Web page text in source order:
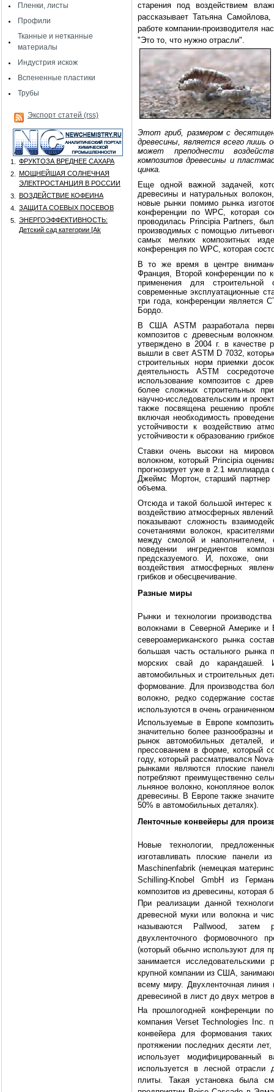
Пленки, листы
Профили
Тканные и нетканные
материалы
Индустрия искож
Вспененные пластики
Трубы
Экспорт статей (rss)
1.
ФРУКТОЗА ВРЕДНЕЕ САХАРА
2.
МОЩНЕЙШАЯ СОЛНЕЧНАЯ
ЭЛЕКТРОСТАНЦИЯ В РОССИИ
3.
ВОЗДЕЙСТВИЕ КОФЕИНА
4.
ЗАЩИТА СОЕВЫХ ПОСЕВОВ
5.
ЭНЕРГОЭФФЕКТИВНОСТЬ:
Детский сад категории [Аk
старения под воздействием
рассказывает Татьяна
работе компании-производителя
"Это то, что нужно отрасли".
Этот гриб, размером с
древесины, является всего лишь
может преподнести
композитов древесины и
цинка.
Еще одной важной задачей,
древесины и натуральных
новые рынки помимо рынка
конференции по WPC, которая
проводилась Principia Partners,
производимых с помощью
самых мелких композитных
конференция по WPC, которая
В то же время в центре
Франция, Второй конференции по
применения для строительной
современные эксплуатационные
три года, конференции является
Бордо.
В США ASTM разработала
композитов с древесным
утверждено в 2004 г. в качестве
вышли в свет ASTM D 7032,
строительных норм приемки
деятельность ASTM
использование композитов с
более сложных строительных
научно-исследовательским и
также посвящена решению
включая необходимость
устойчивости к воздействию
устойчивости к образованию
Ставки очень высоки на
волокном, который Principia
прогнозирует уже в 2.1
Джеймс Мортон, старший
объема.
Отсюда и такой большой интерес к
воздействию атмосферных
показывают сложность
сочетаниями волокон,
между смолой и наполнителем,
поведении ингредиентов
предсказуемого. И, похоже,
воздействия атмосферных
грибков и обесцвечивание.
Разные миры
Рынки и технологии
волокнами в Северной Америке и
североамериканского рынка
большая часть остального рынка
морских свай до карандашей.
автомобильных и строительных
формование. Для производства
волокно, редко содержание
используются в очень
Используемые в Европе
значительно более
рынок автомобильных деталей,
прессованием в форме, который
году, который рассматривался
рынками являются плоские
потребляют преимущественно
льняное волокно, конопляное
древесины. В Европе также
50% в автомобильных деталях).
Ленточные конвейеры для
Новые технологии,
изготавливать плоские панели
Maschinenfabrik (немецкая
Schilling-Knobel GmbH из
композитов из древесины,
При реализации данной
древесной муки или волокна и
называются Pallwood, затем
двухленточного формовочного
(который обычно используют для
занимается
крупной компании из США,
всему миру. Двухленточная линия
древесиной в лист до двух
На прошлогодней конференции
компания Verset Technologies Inc.
конвейера для формования
протяжении последних десяти
использует
используется в лесной отрасли
плиты. Такая установка была